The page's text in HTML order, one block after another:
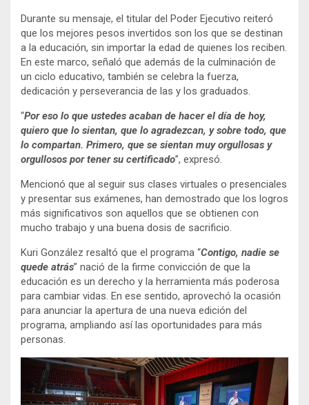
Durante su mensaje, el titular del Poder Ejecutivo reiteró
que los mejores pesos invertidos son los que se destinan
a la educación, sin importar la edad de quienes los reciben.
En este marco, señaló que además de la culminación de
un ciclo educativo, también se celebra la fuerza,
dedicación y perseverancia de las y los graduados.
“Por eso lo que ustedes acaban de hacer el día de hoy,
quiero que lo sientan, que lo agradezcan, y sobre todo, que
lo compartan. Primero, que se sientan muy orgullosas y
orgullosos por tener su certificado”, expresó.
Mencionó que al seguir sus clases virtuales o presenciales
y presentar sus exámenes, han demostrado que los logros
más significativos son aquellos que se obtienen con
mucho trabajo y una buena dosis de sacrificio.
Kuri González resaltó que el programa “Contigo, nadie se
quede atrás” nació de la firme convicción de que la
educación es un derecho y la herramienta más poderosa
para cambiar vidas. En ese sentido, aprovechó la ocasión
para anunciar la apertura de una nueva edición del
programa, ampliando así las oportunidades para más
personas.